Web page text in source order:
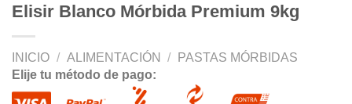
Elisir Blanco Mórbida Premium 9kg
INICIO / ALIMENTACIÓN /
PASTAS MÓRBIDAS
Elije tu método de pago: